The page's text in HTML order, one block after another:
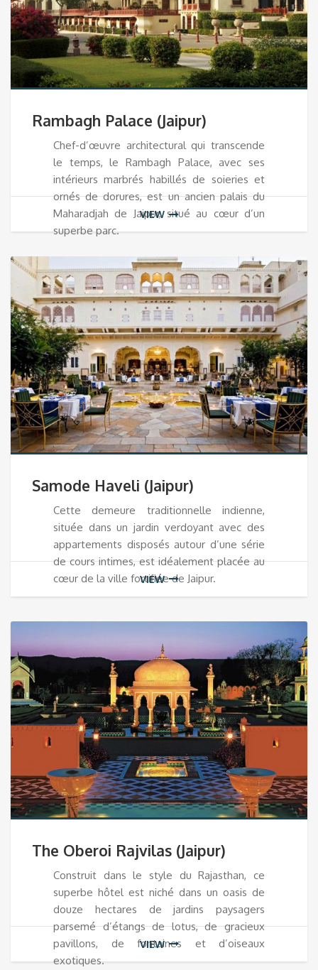
Rambagh Palace (Jaipur)
Chef-d’œuvre architectural qui transcende
le temps, le Rambagh Palace, avec ses
intérieurs marbrés habillés de soieries et
ornés de dorures, est un ancien palais du
Maharadjah de Jaipur, situé au cœur d’un
superbe parc.
VIEW
Samode Haveli (Jaipur)
Cette demeure traditionnelle indienne,
située dans un jardin verdoyant avec des
appartements disposés autour d’une série
de cours intimes, est idéalement placée au
cœur de la ville fortifiée de Jaipur.
VIEW
The Oberoi Rajvilas (Jaipur)
Construit dans le style du Rajasthan, ce
superbe hôtel est niché dans un oasis de
douze hectares de jardins paysagers
parsemé d’étangs de lotus, de gracieux
pavillons, de fontaines et d’oiseaux
exotiques.
VIEW